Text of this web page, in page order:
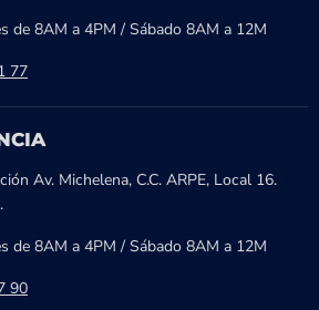
de 8AM a 4PM / Sábado 8AM a 12M
77
Av. Michelena, C.C. ARPE, Local 16.
de 8AM a 4PM / Sábado 8AM a 12M
90